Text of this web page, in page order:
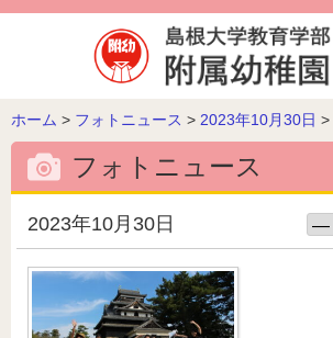
このページの本文へ
こ
の
ー
ホーム > フォトニュース > 2023年10月30日 >
フォトニュース
2023年10月30日